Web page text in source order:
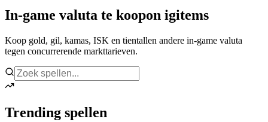
In-game valuta te koopon igitems
Koop gold, gil, kamas, ISK en tientallen andere in-game valuta
tegen concurrerende markttarieven.
Trending spellen